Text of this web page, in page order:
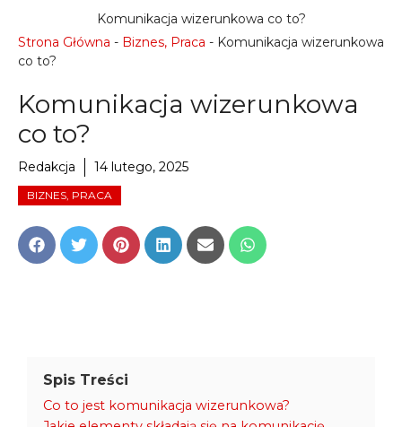
Strona Główna - Biznes, Praca - Komunikacja wizerunkowa
co to?
Komunikacja wizerunkowa
co to?
Redakcja 14 lutego, 2025
BIZNES, PRACA
Share
on
Share
on
Share
on
Share
on
Share
on
Share
on
Komunikacja wizerunkowa co to?
Spis Treści
Co to jest komunikacja wizerunkowa?